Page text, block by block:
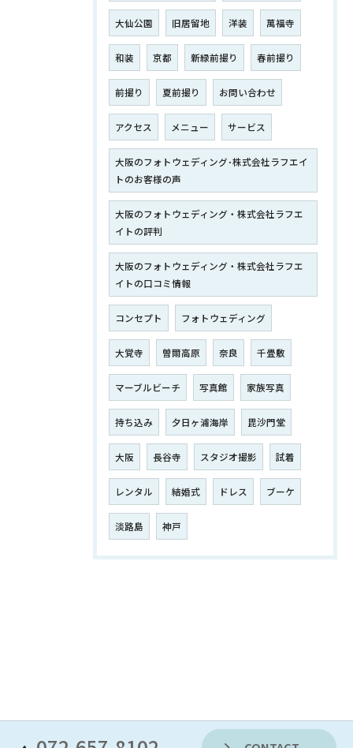
大仙公園 旧居留地 洋装 萬福寺
和装 京都 新緑前撮り 春前撮り
前撮り 夏前撮り お問い合わせ
アクセス メニュー サービス
大阪のフォトウェディング･株式会社ラフエイ
トのお客様の声
大阪のフォトウェディング・株式会社ラフエ
イトの評判
大阪のフォトウェディング・株式会社ラフエ
イトの口コミ情報
コンセプト フォトウェディング
大覚寺 曽爾高原 奈良 千畳敷
マーブルビーチ 写真館 家族写真
持ち込み 夕日ヶ浦海岸 毘沙門堂
大阪 長谷寺 スタジオ撮影 試着
レンタル 結婚式 ドレス ブーケ
淡路島 神戸